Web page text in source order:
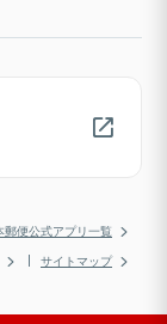
郵便公式アプリ一覧
サイトマップ